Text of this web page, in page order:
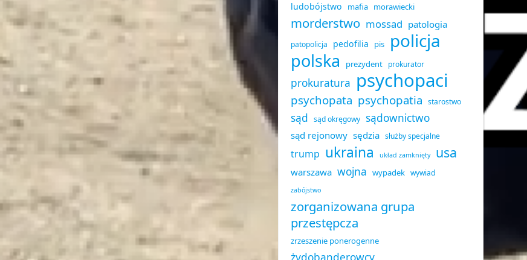
ludobójstwo mafia morawiecki
morderstwo mossad patologia
patopolicja pedofilia pis policja
polska prezydent prokurator
prokuratura psychopaci
psychopata psychopatia starostwo
sąd sąd okręgowy sądownictwo
sąd rejonowy sędzia służby specjalne
trump ukraina układ zamknięty usa
warszawa wojna wypadek wywiad
zabójstwo
zorganizowana grupa
przestępcza
zrzeszenie ponerogenne